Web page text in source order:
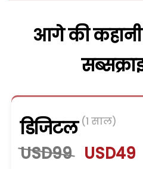
आगे की
डिजिटल (1 साल)
USD99 USD49